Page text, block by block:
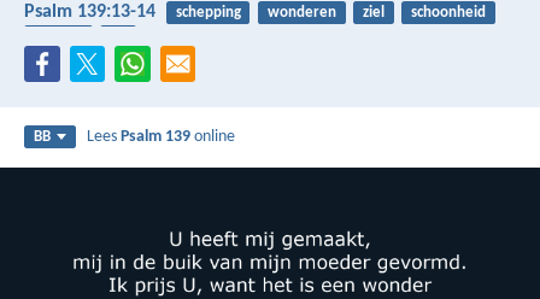
Psalm 139:13-14 schepping wonderen ziel
schoonheid
BB LeesPsalm 139 online